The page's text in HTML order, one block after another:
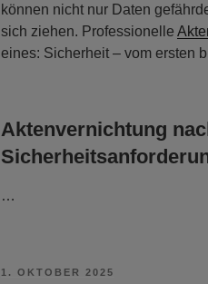
können nicht nur Daten
sich ziehen. Professionelle
eines: Sicherheit – vom ersten
Aktenvernichtung
…
VERÖFFENTLICHT
1. OKTOBER 2025